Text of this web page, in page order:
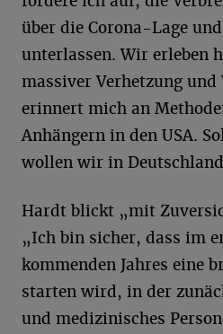
über die Corona-Lage
unterlassen. Wir erleben
massiver Verhetzung und
erinnert mich an
Anhängern in den USA.
wollen wir in
Hardt blickt „mit
„Ich bin sicher, dass im
kommenden Jahres eine
starten wird, in der
und medizinisches